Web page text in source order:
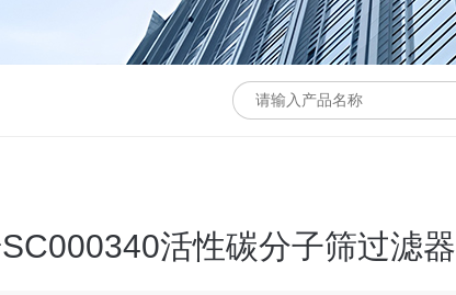
活性碳分子筛过滤器